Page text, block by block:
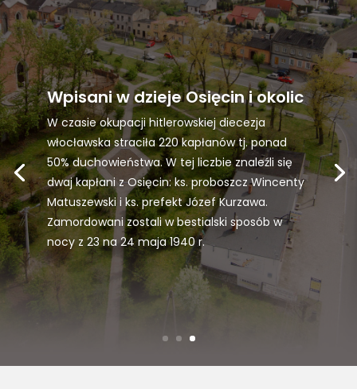
Wpisani w dzieje Osięcin i okolic
W czasie okupacji hitlerowskiej diecezja
włocławska straciła 220 kapłanów tj. ponad
50% duchowieństwa. W tej liczbie znaleźli się
dwaj kapłani z Osięcin: ks. proboszcz Wincenty
Matuszewski i ks. prefekt Józef Kurzawa.
Zamordowani zostali w bestialski sposób w
nocy z 23 na 24 maja 1940 r.